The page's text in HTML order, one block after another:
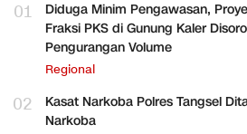
01
Diduga Minim Pengawasan,
Fraksi PKS di Gunung Kaler
Pengurangan Volume
Regional
02
Kasat Narkoba Polres Tangsel
Narkoba